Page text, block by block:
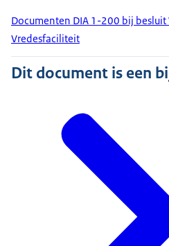
Documenten DIA 1-200 bij besluit
Vredesfaciliteit
Dit document is een